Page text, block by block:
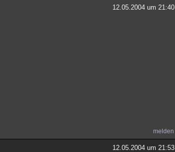
12.05.2004 um 21:40
melden
12.05.2004 um 21:53